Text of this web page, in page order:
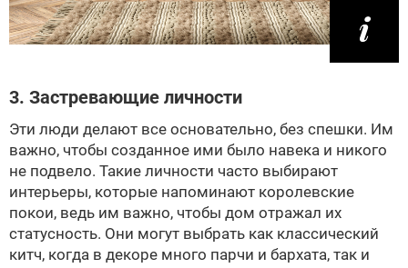
3. Застревающие личности
Эти люди делают все основательно, без спешки. Им
важно, чтобы созданное ими было навека и никого
не подвело. Такие личности часто выбирают
интерьеры, которые напоминают королевские
покои, ведь им важно, чтобы дом отражал их
статусность. Они могут выбрать как классический
китч, когда в декоре много парчи и бархата, так и